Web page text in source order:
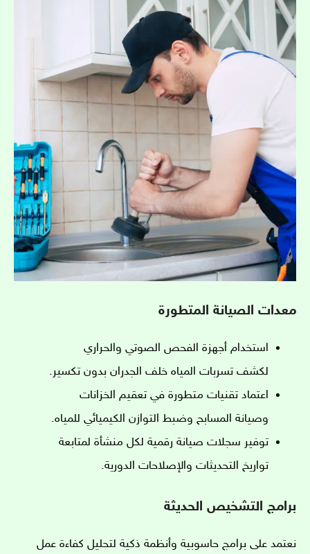
معدات الصيانة المتطورة
استخدام أجهزة الفحص الصوتي والحراري
لكشف تسربات المياه خلف الجدران بدون تكسير.
اعتماد تقنيات متطورة في تعقيم الخزانات
وصيانة المسابح وضبط التوازن الكيميائي للمياه.
توفير سجلات صيانة رقمية لكل منشأة لمتابعة
تواريخ التحديثات والإصلاحات الدورية.
برامج التشخيص الحديثة
نعتمد على برامج حاسوبية وأنظمة ذكية لتحليل كفاءة عمل